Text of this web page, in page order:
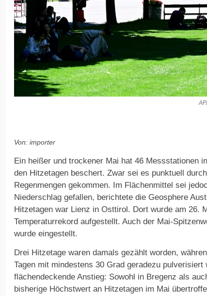
Von: importer
Ein heißer und trockener Mai hat 46 Messstationen
den Hitzetagen beschert. Zwar sei es punktuell
Regenmengen gekommen. Im Flächenmittel sei
Niederschlag gefallen, berichtete die Geosphere
Hitzetagen war Lienz in Osttirol. Dort wurde am 26.
Temperaturrekord aufgestellt. Auch der Mai-
wurde eingestellt.
Drei Hitzetage waren damals gezählt worden,
Tagen mit mindestens 30 Grad geradezu pulverisiert
flächendeckende Anstieg: Sowohl in Bregenz als
bisherige Höchstwert an Hitzetagen im Mai